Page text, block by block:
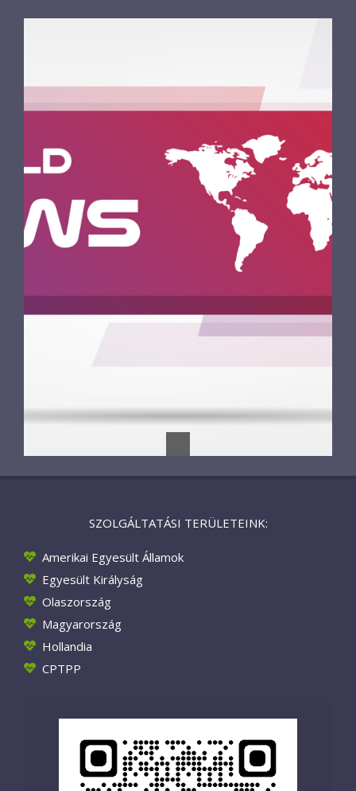
SZOLGÁLTATÁSI TERÜLETEINK:
Amerikai Egyesült Államok
Egyesült Királyság
Olaszország
Magyarország
Hollandia
CPTPP